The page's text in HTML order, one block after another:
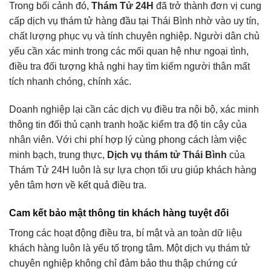
Trong bối cảnh đó, Thám Tử 24H đã trở thành đơn vị cung
cấp dịch vụ thám tử hàng đầu tại Thái Bình nhờ vào uy tín,
chất lượng phục vụ và tính chuyên nghiệp. Người dân chủ
yếu cần xác minh trong các mối quan hệ như ngoại tình,
điều tra đối tượng khả nghi hay tìm kiếm người thân mất
tích nhanh chóng, chính xác.
Doanh nghiệp lại cần các dịch vụ điều tra nội bộ, xác minh
thông tin đối thủ cạnh tranh hoặc kiểm tra độ tin cậy của
nhân viên. Với chi phí hợp lý cùng phong cách làm việc
minh bạch, trung thực, Dịch vụ thám tử Thái Bình của
Thám Tử 24H luôn là sự lựa chọn tối ưu giúp khách hàng
yên tâm hơn về kết quả điều tra.
Cam kết bảo mật thông tin khách hàng tuyệt đối
Trong các hoạt động điều tra, bí mật và an toàn dữ liệu
khách hàng luôn là yếu tố trọng tâm. Một dịch vụ thám tử
chuyên nghiệp không chỉ đảm bảo thu thập chứng cứ